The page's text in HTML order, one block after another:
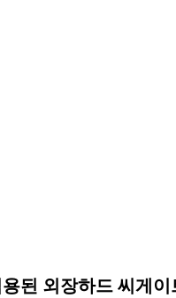
된 외장하드 씨게